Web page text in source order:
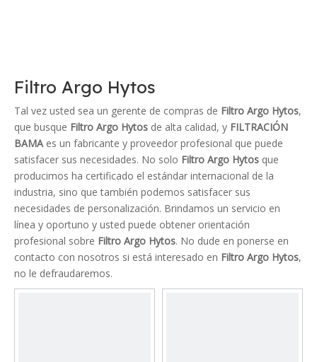
Filtro Argo Hytos
Tal vez usted sea un gerente de compras de Filtro Argo Hytos,
que busque Filtro Argo Hytos de alta calidad, y FILTRACIÓN
BAMAes un fabricante y proveedor profesional que puede
satisfacer sus necesidades. No solo Filtro Argo Hytos que
producimos ha certificado el estándar internacional de la
industria, sino que también podemos satisfacer sus
necesidades de personalización. Brindamos un servicio en
línea y oportuno y usted puede obtener orientación
profesional sobre Filtro Argo Hytos. No dude en ponerse en
contacto con nosotros si está interesado en Filtro Argo Hytos,
no le defraudaremos.